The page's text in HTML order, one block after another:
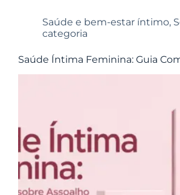
Saúde e bem-estar íntimo,
categoria
Saúde Íntima Feminina: Guia